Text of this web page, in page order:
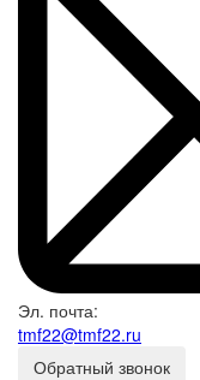
Эл. почта:
tmf22@tmf22.ru
Обратный звонок